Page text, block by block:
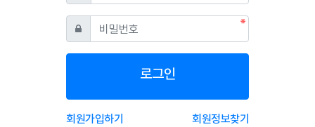
비밀번호 필수
로그인
회원가입하기 회원정보찾기